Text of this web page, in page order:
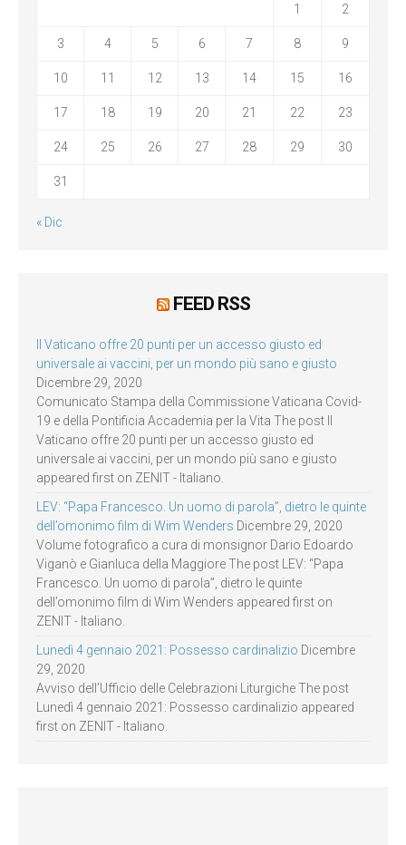
1 2
3 4 5 6 7 8 9
10 11 12 13 14 15 16
17 18 19 20 21 22 23
24 25 26 27 28 29 30
31
« Dic
FEED RSS
Il Vaticano offre 20 punti per un accesso giusto ed
universale ai vaccini, per un mondo più sano e giusto
Dicembre 29, 2020
Comunicato Stampa della Commissione Vaticana Covid-
19 e della Pontificia Accademia per la Vita The post Il
Vaticano offre 20 punti per un accesso giusto ed
universale ai vaccini, per un mondo più sano e giusto
appeared first on ZENIT - Italiano.
LEV: “Papa Francesco. Un uomo di parola”, dietro le quinte
dell’omonimo film di Wim Wenders Dicembre 29, 2020
Volume fotografico a cura di monsignor Dario Edoardo
Viganò e Gianluca della Maggiore The post LEV: “Papa
Francesco. Un uomo di parola”, dietro le quinte
dell’omonimo film di Wim Wenders appeared first on
ZENIT - Italiano.
Lunedì 4 gennaio 2021: Possesso cardinalizio Dicembre
29, 2020
Avviso dell’Ufficio delle Celebrazioni Liturgiche The post
Lunedì 4 gennaio 2021: Possesso cardinalizio appeared
first on ZENIT - Italiano.